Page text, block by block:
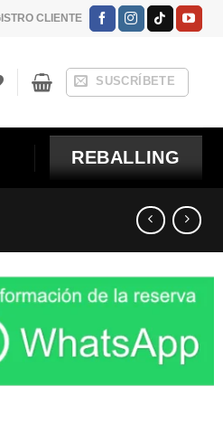
CLIENTE
SUSCRÍBETE
REBALLING